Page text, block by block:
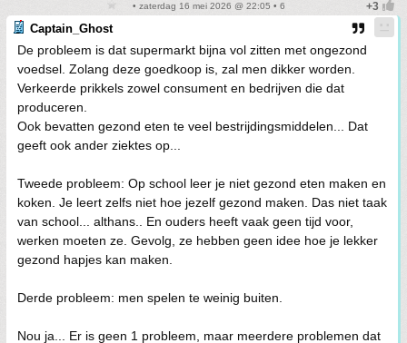
• zaterdag 16 mei 2026 @ 22:05 • 6
Captain_Ghost
De probleem is dat supermarkt bijna vol zitten met ongezond
voedsel. Zolang deze goedkoop is, zal men dikker worden.
Verkeerde prikkels zowel consument en bedrijven die dat
produceren.
Ook bevatten gezond eten te veel bestrijdingsmiddelen... Dat
geeft ook ander ziektes op...
Tweede probleem: Op school leer je niet gezond eten maken en
koken. Je leert zelfs niet hoe jezelf gezond maken. Das niet taak
van school... althans.. En ouders heeft vaak geen tijd voor,
werken moeten ze. Gevolg, ze hebben geen idee hoe je lekker
gezond hapjes kan maken.
Derde probleem: men spelen te weinig buiten.
Nou ja... Er is geen 1 probleem, maar meerdere problemen dat